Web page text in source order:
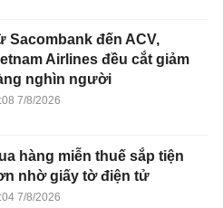
Sacombank đến ACV,
Airlines đều cắt giảm
nghìn người
7/8/2026
hàng miễn thuế sắp tiện
nhờ giấy tờ điện tử
7/8/2026